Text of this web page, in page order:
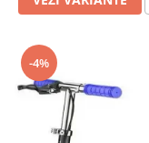
-4%